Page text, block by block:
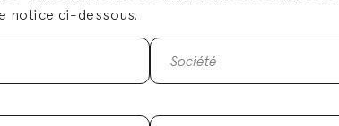
notice ci-dessous.